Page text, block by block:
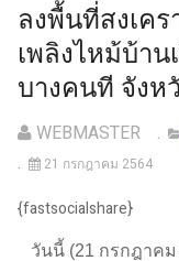
ลงพื้นที่สงเค
เพลิงไหม้บ้า
บางคนที จังห
WEBMASTER
21 กรกฎาคม 2564
{fastsocialshare}
วันนี้ (21 กรกฎาคม